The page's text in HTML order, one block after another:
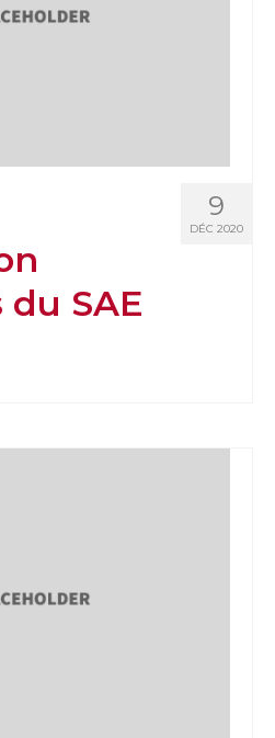
9
DÉC 2020
SAE